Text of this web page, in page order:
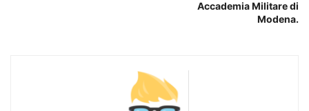
Accademia Militare di
Modena.